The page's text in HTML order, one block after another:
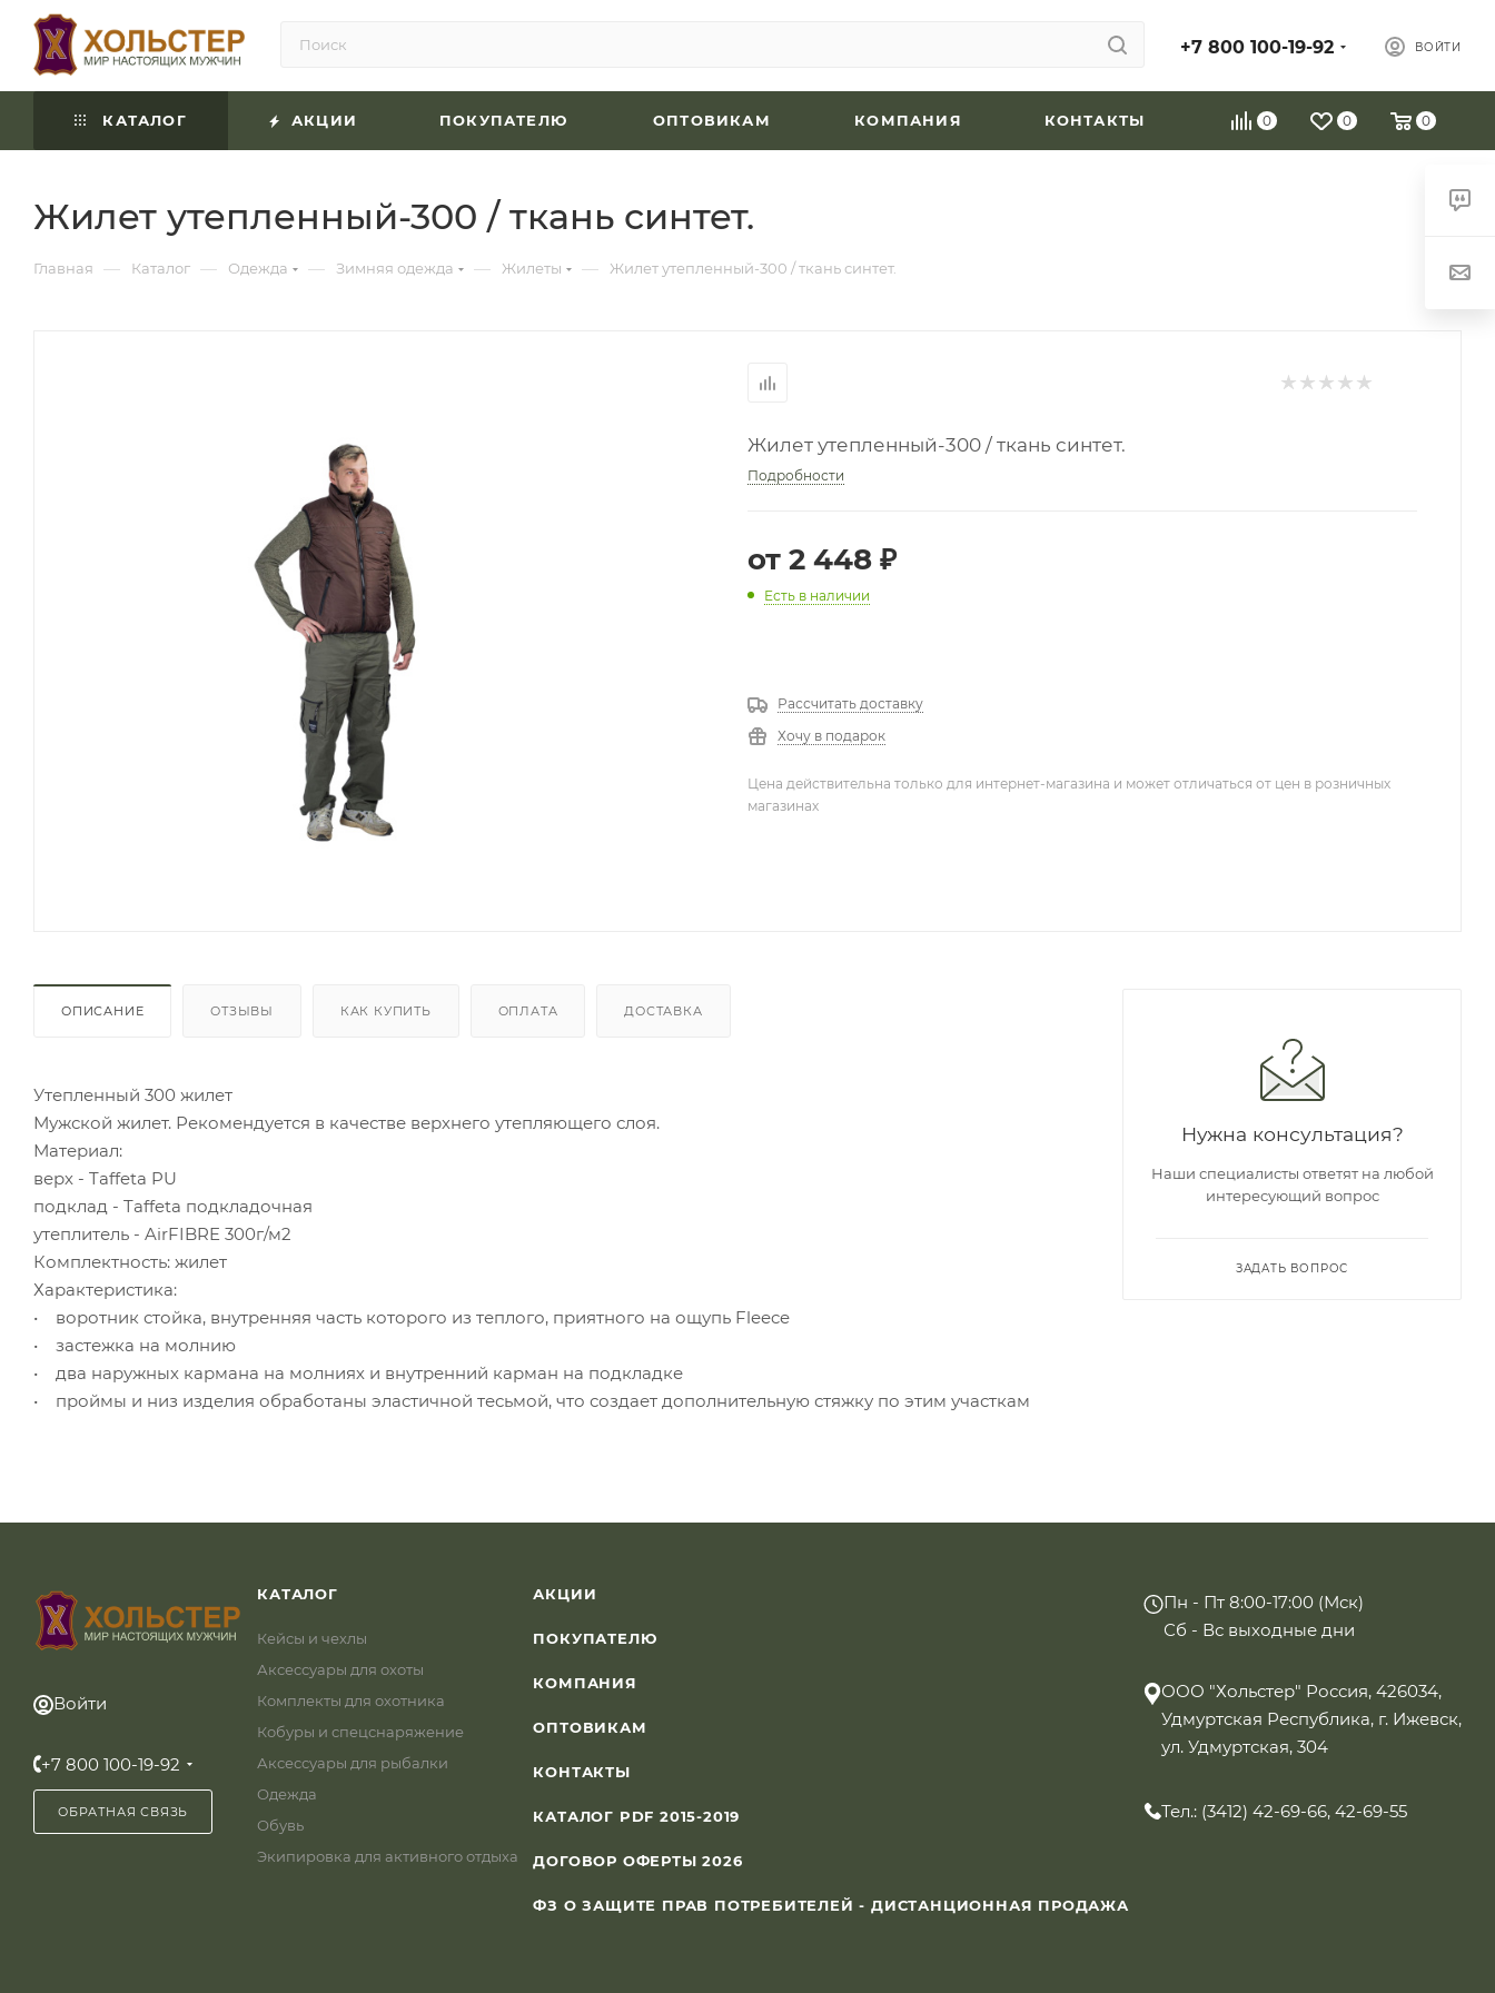
+7 800 100-19-92 ВОЙТИ
0 0 0
КАТАЛОГ АКЦИИ ПОКУПАТЕЛЮ ОПТОВИКАМ КОМПАНИЯ КОНТАКТЫ
Жилет утепленный-300 / ткань синтет.
Главная — Каталог — Одежда — Зимняя одежда — Жилеты — Жилет утепленный-300 / ткань синтет.
Жилет утепленный-300 / ткань синтет.
Подробности
от 2 448 ₽
Есть в наличии
Рассчитать доставку
Хочу в подарок
Цена действительна только для интернет-магазина и может отличаться от цен в розничных
магазинах
ОПИСАНИЕ ОТЗЫВЫ КАК КУПИТЬ ОПЛАТА ДОСТАВКА
Утепленный 300 жилет
Мужской жилет. Рекомендуется в качестве верхнего утепляющего слоя.
Материал:
верх - Taffeta PU
подклад - Taffeta подкладочная
утеплитель - AirFIBRE 300г/м2
Комплектность: жилет
Характеристика:
• воротник стойка, внутренняя часть которого из теплого, приятного на ощупь Fleece
• застежка на молнию
• два наружных кармана на молниях и внутренний карман на подкладке
• проймы и низ изделия обработаны эластичной тесьмой, что создает дополнительную стяжку по этим участкам
Нужна консультация?
Наши специалисты ответят на любой
интересующий вопрос
ЗАДАТЬ ВОПРОС
Войти
+7 800 100-19-92
ОБРАТНАЯ СВЯЗЬ
КАТАЛОГ
Кейсы и чехлы
Аксессуары для охоты
Комплекты для охотника
Кобуры и спецснаряжение
Аксессуары для рыбалки
Одежда
Обувь
Экипировка для активного отдыха
АКЦИИ
ПОКУПАТЕЛЮ
КОМПАНИЯ
ОПТОВИКАМ
КОНТАКТЫ
КАТАЛОГ PDF 2015-2019
ДОГОВОР ОФЕРТЫ 2026
ФЗ О ЗАЩИТЕ ПРАВ ПОТРЕБИТЕЛЕЙ - ДИСТАНЦИОННАЯ ПРОДАЖА
Пн - Пт 8:00-17:00 (Мск)
Сб - Вс выходные дни
ООО "Хольстер" Россия, 426034,
Удмуртская Республика, г. Ижевск,
ул. Удмуртская, 304
Тел.: (3412) 42-69-66, 42-69-55